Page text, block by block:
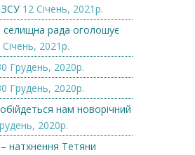
ЗСУ 12 Січень, 2021р.
селищна рада оголошує
Січень, 2021р.
Грудень, 2020р.
Грудень, 2020р.
нам новорічний
2020р.
натхнення Тетяни